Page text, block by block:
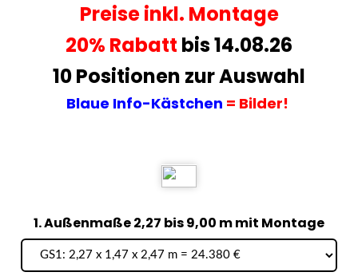
Preiseinkl. Montage
20% Rabatt bis 14.08.26
10 Positionen zur Auswahl
Blaue Info-Kästchen = Bilder!
1. Außenmaße 2,27 bis 9,00 m mit Montage